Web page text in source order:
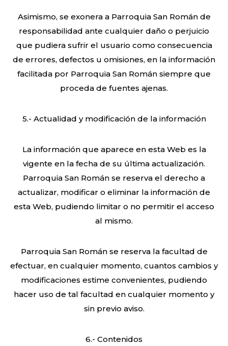
Asimismo, se exonera a Parroquia San Román de
responsabilidad ante cualquier daño o perjuicio
que pudiera sufrir el usuario como consecuencia
de errores, defectos u omisiones, en la información
facilitada por Parroquia San Román siempre que
proceda de fuentes ajenas.
5.- Actualidad y modificación de la información
La información que aparece en esta Web es la
vigente en la fecha de su última actualización.
Parroquia San Román se reserva el derecho a
actualizar, modificar o eliminar la información de
esta Web, pudiendo limitar o no permitir el acceso
al mismo.
Parroquia San Román se reserva la facultad de
efectuar, en cualquier momento, cuantos cambios y
modificaciones estime convenientes, pudiendo
hacer uso de tal facultad en cualquier momento y
sin previo aviso.
6.- Contenidos